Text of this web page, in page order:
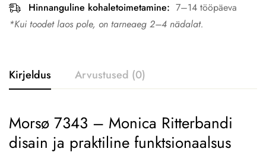
Hinnanguline kohaletoimetamine: 7–14 tööpäeva
*Kui toodet laos pole, on tarneaeg 2–4 nädalat.
Kirjeldus Arvustused (0)
Morsø 7343 – Monica Ritterbandi
disain ja praktiline funktsionaalsus